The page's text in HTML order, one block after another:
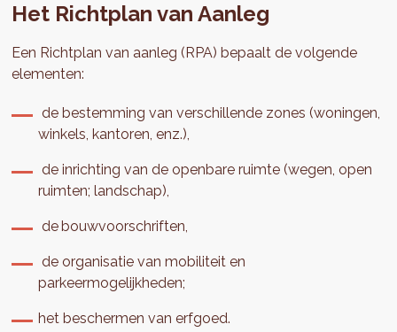
Het Richtplan van Aanleg
Een Richtplan van aanleg (RPA) bepaalt de volgende
elementen:
de bestemming van verschillende zones (woningen,
winkels, kantoren, enz.),
de inrichting van de openbare ruimte (wegen, open
ruimten; landschap),
de bouwvoorschriften,
de organisatie van mobiliteit en
parkeermogelijkheden;
het beschermen van erfgoed.